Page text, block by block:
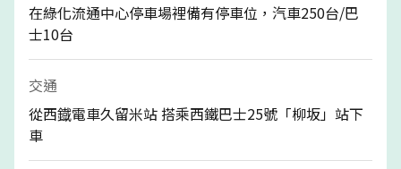
在綠化流通中心停車場裡備有停車位，汽車250台/巴
士10台
交通
從西鐡電車久留米站 搭乘西鐵巴士25號「柳坂」站下
車